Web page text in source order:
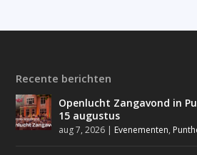
Recente berichten
Openlucht Zangavond in
15 augustus
aug 7, 2026 | Evenementen,